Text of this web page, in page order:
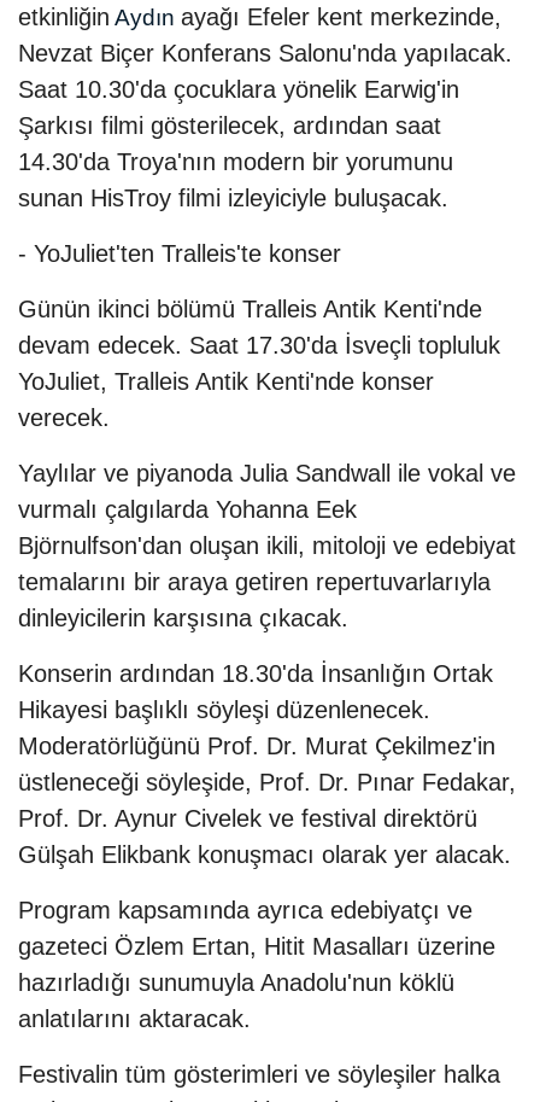
etkinliğin Aydın ayağı Efeler kent merkezinde,
Nevzat Biçer Konferans Salonu'nda yapılacak.
Saat 10.30'da çocuklara yönelik Earwig'in
Şarkısı filmi gösterilecek, ardından saat
14.30'da Troya'nın modern bir yorumunu
sunan HisTroy filmi izleyiciyle buluşacak.
- YoJuliet'ten Tralleis'te konser
Günün ikinci bölümü Tralleis Antik Kenti'nde
devam edecek. Saat 17.30'da İsveçli topluluk
YoJuliet, Tralleis Antik Kenti'nde konser
verecek.
Yaylılar ve piyanoda Julia Sandwall ile vokal ve
vurmalı çalgılarda Yohanna Eek
Björnulfson'dan oluşan ikili, mitoloji ve edebiyat
temalarını bir araya getiren repertuvarlarıyla
dinleyicilerin karşısına çıkacak.
Konserin ardından 18.30'da İnsanlığın Ortak
Hikayesi başlıklı söyleşi düzenlenecek.
Moderatörlüğünü Prof. Dr. Murat Çekilmez'in
üstleneceği söyleşide, Prof. Dr. Pınar Fedakar,
Prof. Dr. Aynur Civelek ve festival direktörü
Gülşah Elikbank konuşmacı olarak yer alacak.
Program kapsamında ayrıca edebiyatçı ve
gazeteci Özlem Ertan, Hitit Masalları üzerine
hazırladığı sunumuyla Anadolu'nun köklü
anlatılarını aktaracak.
Festivalin tüm gösterimleri ve söyleşiler halka